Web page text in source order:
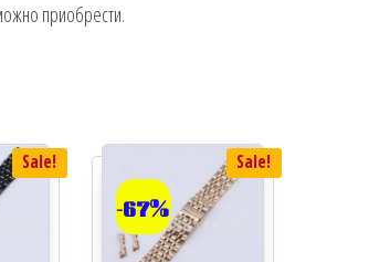
приобрести.
Sale! Sale!
-67%